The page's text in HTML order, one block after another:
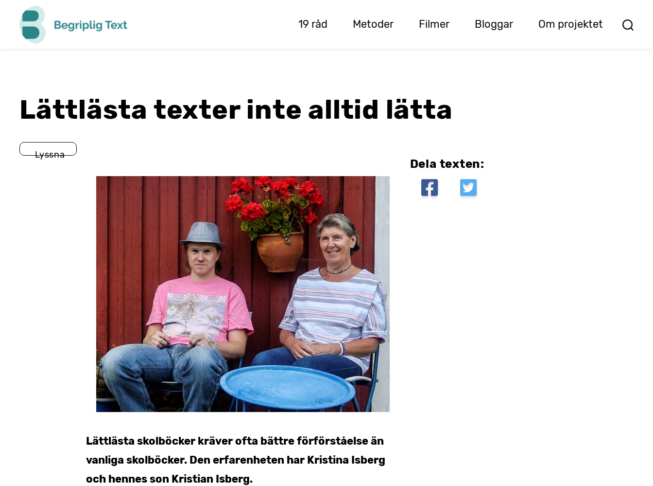
19 råd Metoder Filmer Bloggar Om projektet
Lättlästa texter inte alltid lätta
Lyssna
Lättlästa skolböcker kräver ofta bättre förförståelse än
vanliga skolböcker. Den erfarenheten har Kristina Isberg
och hennes son Kristian Isberg.
Dela texten: